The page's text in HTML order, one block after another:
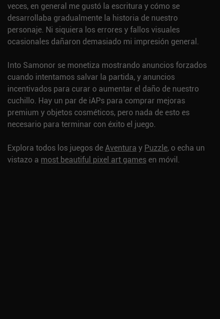
veces, en general me gustó la escritura y cómo se
desarrollaba gradualmente la historia de nuestro
personaje. Ni siquiera los errores y fallos visuales
ocasionales dañaron demasiado mi impresión general.
Into Samonor se monetiza mostrando anuncios forzados
cuando intentamos salvar la partida, y anuncios
incentivados para curar o aumentar el daño de nuestro
cuchillo. Hay un par de iAPs para comprar mejoras
premium y objetos cosméticos, pero nada de esto es
necesario para terminar con éxito el juego.
Explora todos los juegos deAventura y Puzzle, o echa un
vistazo a most beautiful pixel art games en móvil.